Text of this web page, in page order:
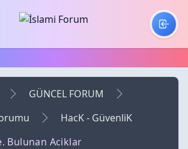
GÜNCEL FORUM
HacK - GüvenliK
Bulunan Aciklar